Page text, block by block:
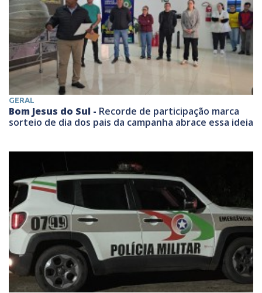
GERAL
Bom Jesus do Sul - Recorde de participação marca
sorteio de dia dos pais da campanha abrace essa ideia